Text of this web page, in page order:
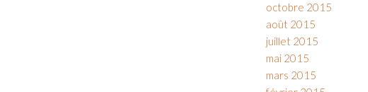
octobre 2015
août 2015
juillet 2015
mai 2015
mars 2015